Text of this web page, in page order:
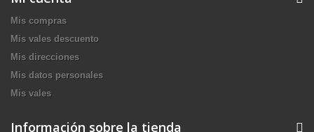
Mis compras
Mis vales descuento
Mis direcciones
Mis datos personales
Mis vales
Información sobre la tienda